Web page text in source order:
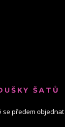
ŠATŮ
se předem